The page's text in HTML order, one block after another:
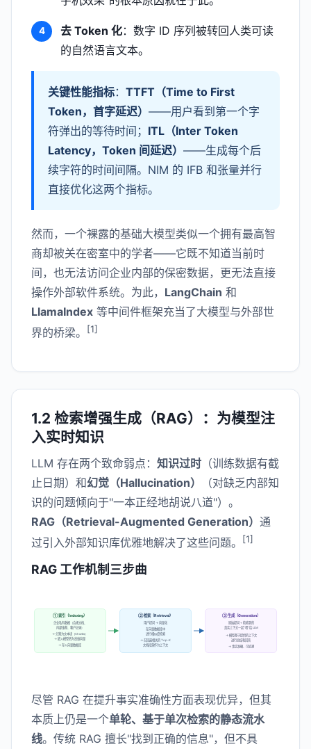
去 Token 化：数字 ID 序列被转回人类可读
的自然语言文本。
关键性能指标： TTFT（Time to First
Token，首字延迟） ——用户看到第一个字
符弹出的等待时间； ITL（Inter Token
Latency，Token 间延迟） ——生成每个后
续字符的时间间隔。NIM 的 IFB 和张量并行
直接优化这两个指标。
然而，一个裸露的基础大模型类似一个拥有最高智
商却被关在密室中的学者——它既不知道当前时
间，也无法访问企业内部的保密数据，更无法直接
操作外部软件系统。为此， LangChain 和
LlamaIndex 等中间件框架充当了大模型与外部世
界的桥梁。
[1]
1.2 检索增强生成（RAG）：为模型注
入实时知识
LLM 存在两个致命弱点： 知识过时 （训练数据有截
止日期）和幻觉（Hallucination）
（对缺乏内部知
识的问题倾向于"一本正经地胡说八道"）。
RAG（Retrieval-Augmented Generation） 通
过引入外部知识库优雅地解决了这些问题。
[1]
RAG 工作机制三步曲
① 索引（Indexing）
企业私有数据（合规文档、
内部维基、客户记录）
→ 分割为文本块（Chunks）
→ 嵌入模型转为高维向量
→ 存入向量数据库
② 检索（Retrieval）
用户提问 → 向量化
在向量数据库中
进行相似度检索
→ 召回最相关的 Top-K
文档段落作为上下文
③ 生成（Generation）
原始提问 + 检索到的
真实上下文一起"喂"给 LLM
→ 模型基于提供的上下文
进行总结和回答
→ 事实准确、可追溯
尽管 RAG 在提升事实准确性方面表现优异，但其
本质上仍是一个单轮、基于单次检索的静态流水
线。传统 RAG 擅长"找到正确的信息"，但不具